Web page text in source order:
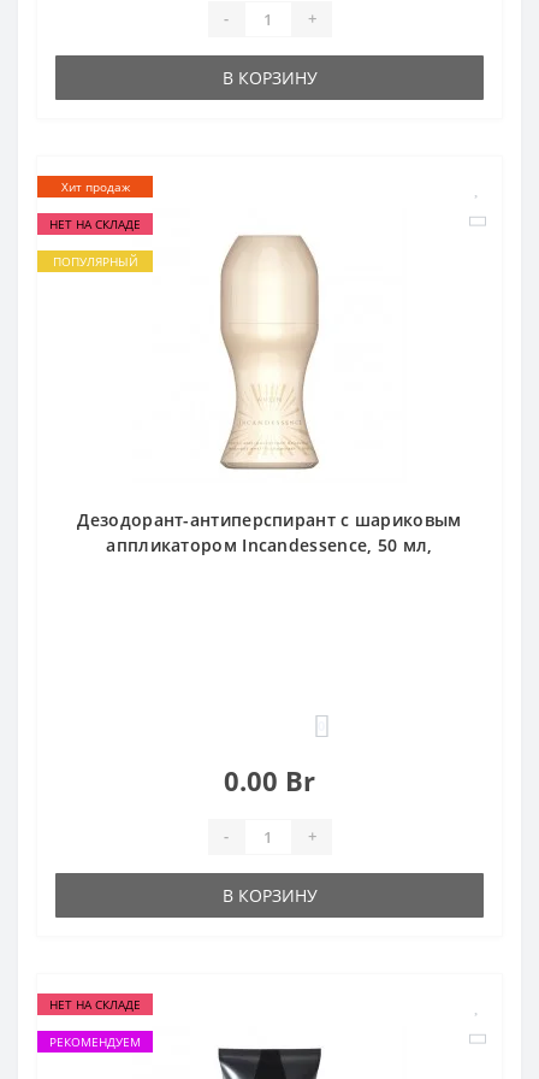
- +
В КОРЗИНУ
Хит продаж
НЕТ НА СКЛАДЕ
ПОПУЛЯРНЫЙ
Дезодорант-антиперспирант с шариковым
аппликатором Incandessence, 50 мл,
0.00 Br
- +
В КОРЗИНУ
НЕТ НА СКЛАДЕ
РЕКОМЕНДУЕМ